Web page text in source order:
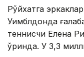
Рўйхатга
Уимблдонда
теннисчи Елена
ўринда. У 3,3